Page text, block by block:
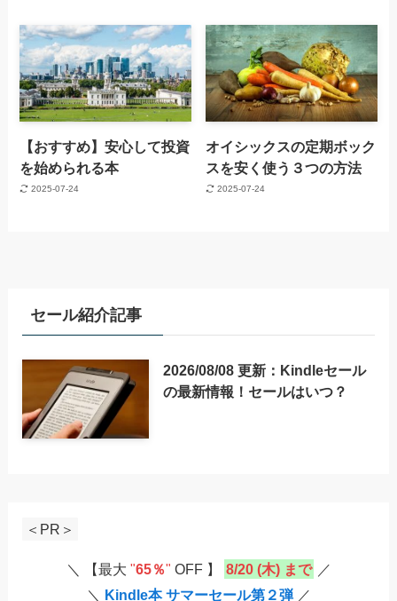
【おすすめ】安心して投資
を始められる本
2025-07-24
オイシックスの定期ボック
スを安く使う３つの方法
2025-07-24
セール紹介記事
2026/08/08 更新：Kindleセール
の最新情報！セールはいつ？
＜PR＞
＼ 【最大 "65％" OFF 】 8/20 (木) まで ／
＼
Kindle本 サマーセール第２弾／